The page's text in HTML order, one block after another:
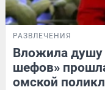
РАЗВЛЕЧЕНИЯ
Вложила душу
шефов»
омской